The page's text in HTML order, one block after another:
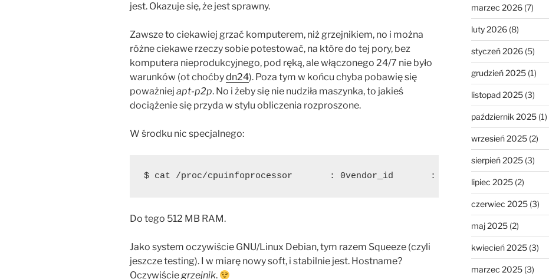
jest. Okazuje się, że jest sprawny.
Zawsze to ciekawiej grzać komputerem, niż grzejnikiem, no i można
różne ciekawe rzeczy sobie potestować, na które do tej pory, bez
komputera nieprodukcyjnego, pod ręką, ale włączonego 24/7 nie było
warunków (ot choćbydn24). Poza tym w końcu chyba pobawię się
poważniej apt-p2p. No i żeby się nie nudziła maszynka, to jakieś
dociążenie się przyda w stylu obliczenia rozproszone.
W środku nic specjalnego:
$ cat /proc/cpuinfoprocessor       : 0vendor_id       : AuthenticAMDcpu
Do tego 512 MB RAM.
Jako system oczywiście GNU/Linux Debian, tym razem Squeeze (czyli
jeszcze testing). I w miarę nowy soft, i stabilnie jest. Hostname?
Oczywiściegrzejnik.
marzec 2026(7)
luty 2026(8)
styczeń 2026(5)
grudzień 2025(1)
listopad 2025(3)
październik 2025(1)
wrzesień 2025(2)
sierpień 2025(3)
lipiec 2025(2)
czerwiec 2025(3)
maj 2025(2)
kwiecień 2025(3)
marzec 2025(3)